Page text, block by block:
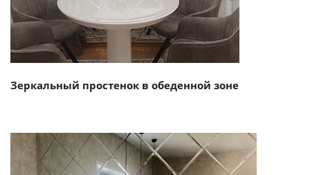
Зеркальный простенок в обеденной зоне